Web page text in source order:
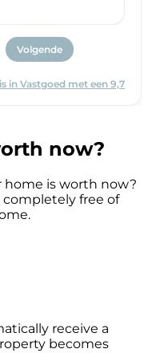
now?
is worth now?
free of
receive a
becomes